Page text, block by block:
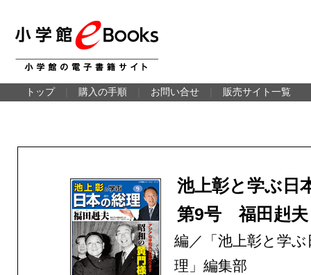
トップ 購入の手順 お問い合せ 販売サイト一覧
池上彰と学ぶ
第9号 福田赳夫
編／「池上彰と学ぶ
理」編集部